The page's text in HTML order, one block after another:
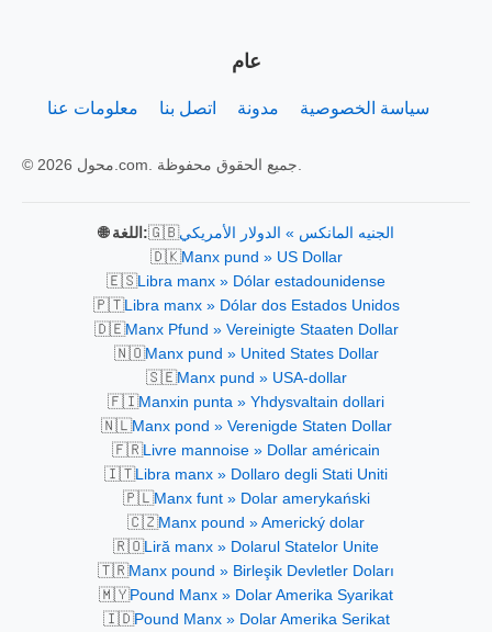
عام
معلومات عنا اتصل بنا مدونة سياسة الخصوصية
🌐 اللغة:🇬🇧الجنيه المانكس » الدولار الأمريكي
🇩🇰Manx pund » US Dollar
🇪🇸Libra manx » Dólar estadounidense
🇵🇹Libra manx » Dólar dos Estados Unidos
🇩🇪Manx Pfund » Vereinigte Staaten Dollar
🇳🇴Manx pund » United States Dollar
🇸🇪Manx pund » USA-dollar
🇫🇮Manxin punta » Yhdysvaltain dollari
🇳🇱Manx pond » Verenigde Staten Dollar
🇫🇷Livre mannoise » Dollar américain
🇮🇹Libra manx » Dollaro degli Stati Uniti
🇵🇱Manx funt » Dolar amerykański
🇨🇿Manx pound » Americký dolar
🇷🇴Liră manx » Dolarul Statelor Unite
🇹🇷Manx pound » Birleşik Devletler Doları
🇲🇾Pound Manx » Dolar Amerika Syarikat
🇮🇩Pound Manx » Dolar Amerika Serikat